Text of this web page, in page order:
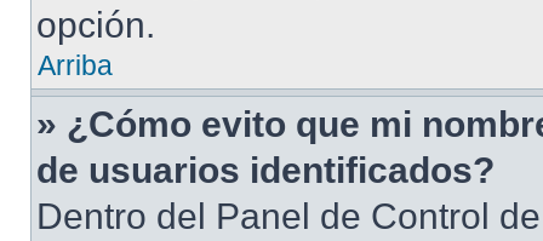
opción.
Arriba
» ¿Cómo evito que mi
de usuarios identificados?
Dentro del Panel de Control